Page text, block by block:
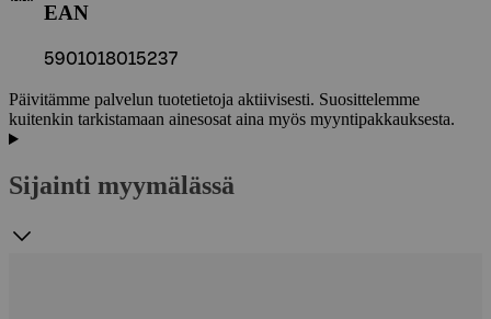
EAN
5901018015237
Päivitämme palvelun tuotetietoja aktiivisesti. Suosittelemme
kuitenkin tarkistamaan ainesosat aina myös myyntipakkauksesta.
Sijainti myymälässä